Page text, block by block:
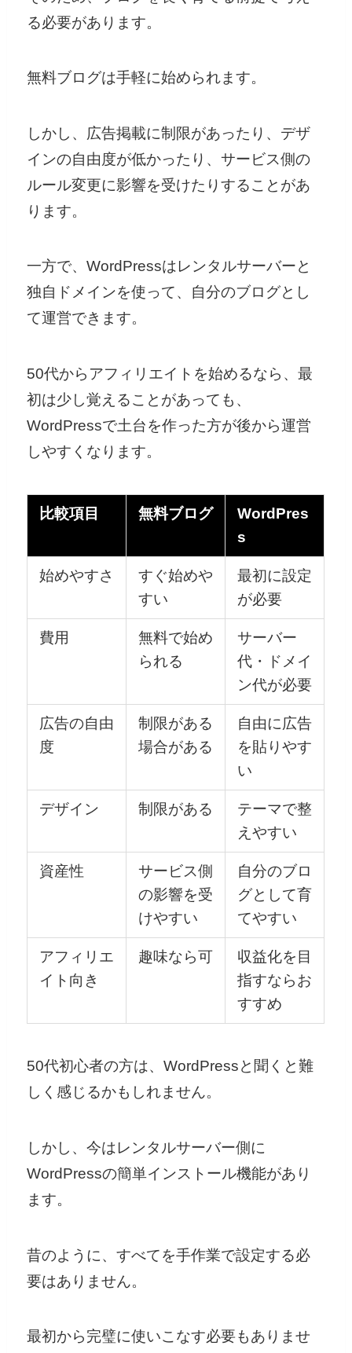
る必要があります。
無料ブログは手軽に始められます。
しかし、広告掲載に制限があったり、デザ
インの自由度が低かったり、サービス側の
ルール変更に影響を受けたりすることがあ
ります。
一方で、WordPressはレンタルサーバーと
独自ドメインを使って、自分のブログとし
て運営できます。
50代からアフィリエイトを始めるなら、最
初は少し覚えることがあっても、
WordPressで土台を作った方が後から運営
しやすくなります。
比較項目 無料ブログ
WordPres
s
始めやすさ
すぐ始めや
すい
最初に設定
が必要
費用
無料で始め
られる
サーバー
代・ドメイ
ン代が必要
広告の自由
度
制限がある
場合がある
自由に広告
を貼りやす
い
デザイン 制限がある
テーマで整
えやすい
資産性
サービス側
の影響を受
けやすい
自分のブロ
グとして育
てやすい
アフィリエ
イト向き
趣味なら可
収益化を目
指すならお
すすめ
50代初心者の方は、WordPressと聞くと難
しく感じるかもしれません。
しかし、今はレンタルサーバー側に
WordPressの簡単インストール機能があり
ます。
昔のように、すべてを手作業で設定する必
要はありません。
最初から完璧に使いこなす必要もありませ